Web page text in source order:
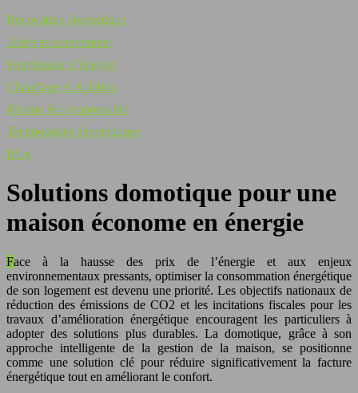
Rénovation énergétique
Aides et subventions
Fournisseur d’énergie
Chauffage et isolation
Maison éco-responsable
Technologies énergétiques
Blog
Solutions domotique pour une
maison économe en énergie
Face à la hausse des prix de l’énergie et aux enjeux
environnementaux pressants, optimiser la consommation énergétique
de son logement est devenu une priorité. Les objectifs nationaux de
réduction des émissions de CO2 et les incitations fiscales pour les
travaux d’amélioration énergétique encouragent les particuliers à
adopter des solutions plus durables. La domotique, grâce à son
approche intelligente de la gestion de la maison, se positionne
comme une solution clé pour réduire significativement la facture
énergétique tout en améliorant le confort.